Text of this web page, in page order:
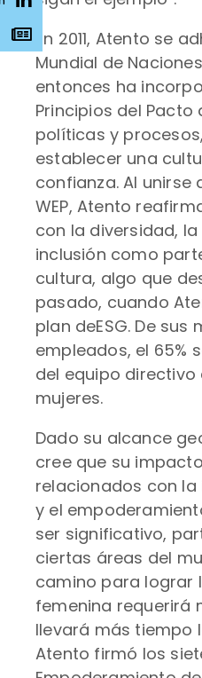
En 2011, Atento se
Mundial de
entonces ha
Principios del Pacto
políticas y
establecer una
confianza. Al unirse
WEP, Atento
con la diversidad,
inclusión como
cultura, algo que
pasado, cuando
plan deESG. De sus
empleados, el 65%
del equipo
mujeres.
Dado su alcance
cree que su
relacionados con
y el
ser significativo,
ciertas áreas del
camino para lograr
femenina requerirá
llevará más tiempo
Atento firmó los